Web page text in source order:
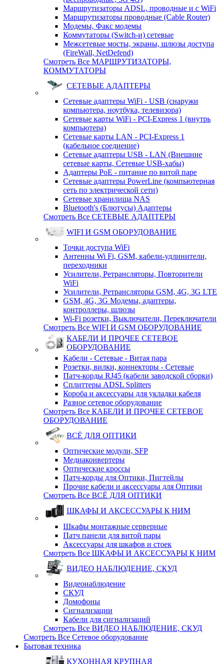
Маршрутизаторы ADSL, проводные и с WiFi
Маршрутизаторы проводные (Cable Router)
Модемы, Факс модемы
Коммутаторы (Switch-и) сетевые
Межсетевые мосты, экраны, шлюзы доступа
(FireWall, NetDefend)
Смотреть Все МАРШРУТИЗАТОРЫ,
КОММУТАТОРЫ
СЕТЕВЫЕ АДАПТЕРЫ
Сетевые адаптеры WiFi - USB (снаружи
компьютера, ноутбука, телевизора)
Сетевые карты WiFi - PCI-Express 1 (внутрь
компьютера)
Сетевые карты LAN - PCI-Express 1
(кабельное соедиение)
Сетевые адаптеры USB - LAN (Внешние
сетевые карты, Сетевые USB-хабы)
Адаптеры PoE - питание по витой паре
Сетевые адаптеры PowerLine (компьютерная
сеть по электрической сети)
Сетевые хранилища NAS
Bluetooth's (Блютусы) Адаптеры
Смотреть Все СЕТЕВЫЕ АДАПТЕРЫ
WIFI И GSM ОБОРУДОВАНИЕ
Точки доступа WiFi
Антенны Wi Fi, GSM, кабели-удлинители,
переходники
Усилители, Ретрансляторы, Повторители
WiFi
Усилители, Ретрансляторы GSM, 4G, 3G LTE
GSM, 4G, 3G Модемы, адаптеры,
контроллеры, шлюзы
Wi-Fi розетки, Выключатели, Переключатели
Смотреть Все WIFI И GSM ОБОРУДОВАНИЕ
КАБЕЛИ И ПРОЧЕЕ СЕТЕВОЕ
ОБОРУДОВАНИЕ
Кабели - Сетевые - Витая пара
Розетки, вилки, коннекторы - Сетевые
Патч-корды RJ45 (кабели заводской сборки)
Сплиттеры ADSL Splitters
Короба и аксессуары для укладки кабеля
Разное сетевое оборудование
Смотреть Все КАБЕЛИ И ПРОЧЕЕ СЕТЕВОЕ
ОБОРУДОВАНИЕ
ВСЁ ДЛЯ ОПТИКИ
Оптические модули, SFP
Медиаконвертеры
Оптические кросcы
Патч-корды для Оптики, Пигтейлы
Прочие кабели и аксессуары для Оптики
Смотреть Все ВСЁ ДЛЯ ОПТИКИ
ШКАФЫ И АКСЕССУАРЫ К НИМ
Шкафы монтажные серверные
Патч панели для витой пары
Аксессуары для шкафов и стоек
Смотреть Все ШКАФЫ И АКСЕССУАРЫ К НИМ
ВИДЕО НАБЛЮДЕНИЕ, СКУД
Видеонаблюдение
СКУД
Домофоны
Сигнализации
Кабели для сигнализаций
Смотреть Все ВИДЕО НАБЛЮДЕНИЕ, СКУД
Смотреть Все Сетевое оборудование
Бытовая техника
КУХОННАЯ КРУПНАЯ